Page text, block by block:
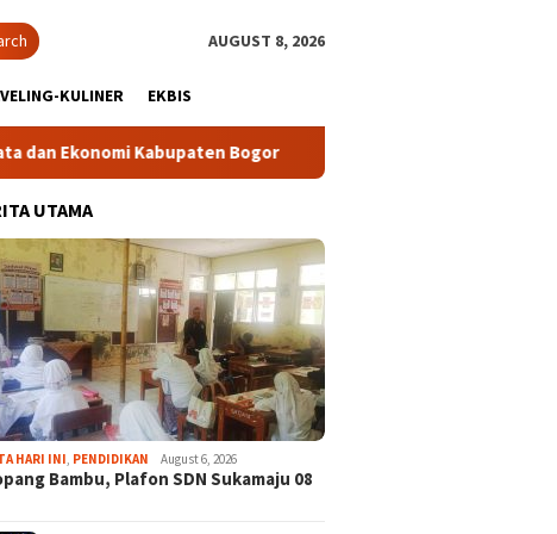
AUGUST 8, 2026
KULINER EKBIS
Kabupaten Bogor Tour Malasari Halimun Salak Kian
UTAMA
HARI INI PENDIDIKAN August 6, 2026
Bambu, Plafon SDN Sukamaju 08